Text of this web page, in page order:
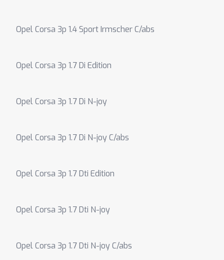
Opel Corsa 3p 1.4 Sport Irmscher C/abs
Opel Corsa 3p 1.7 Di Edition
Opel Corsa 3p 1.7 Di N-joy
Opel Corsa 3p 1.7 Di N-joy C/abs
Opel Corsa 3p 1.7 Dti Edition
Opel Corsa 3p 1.7 Dti N-joy
Opel Corsa 3p 1.7 Dti N-joy C/abs